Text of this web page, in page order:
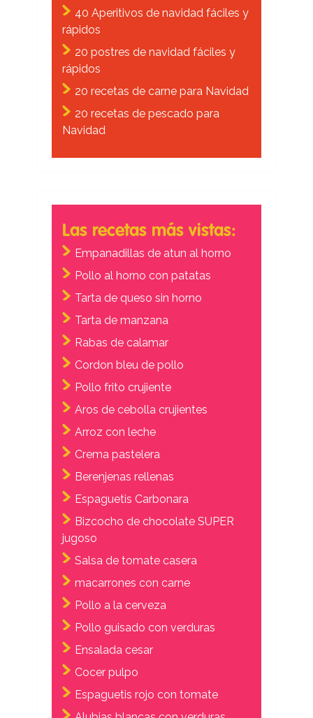
40 Aperitivos de navidad fáciles y
rápidos
20 postres de navidad fáciles y
rápidos
20 recetas de carne para Navidad
20 recetas de pescado para
Navidad
Las recetas más vistas:
Empanadillas de atun al horno
Pollo al horno con patatas
Tarta de queso sin horno
Tarta de manzana
Rabas de calamar
Cordon bleu de pollo
Pollo frito crujiente
Aros de cebolla crujientes
Arroz con leche
Crema pastelera
Berenjenas rellenas
Espaguetis Carbonara
Bizcocho de chocolate SUPER
jugoso
Salsa de tomate casera
macarrones con carne
Pollo a la cerveza
Pollo guisado con verduras
Ensalada cesar
Cocer pulpo
Espaguetis rojo con tomate